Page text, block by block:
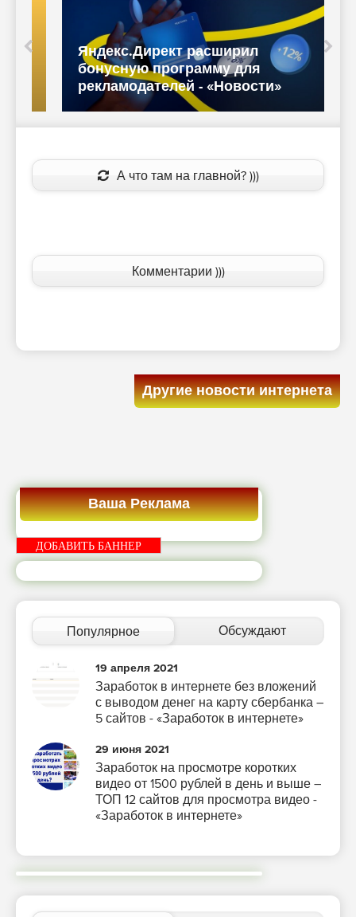
Яндекс.Директ расширил
бонусную программу для
рекламодателей - «Новости»
А что там на главной? )))
Комментарии )))
Другие новости интернета
Ваша Реклама
ДОБАВИТЬ БАННЕР
Популярное Обсуждают
19 апреля 2021
Заработок в интернете без вложений
с выводом денег на карту сбербанка –
5 сайтов - «Заработок в интернете»
29 июня 2021
Заработок на просмотре коротких
видео от 1500 рублей в день и выше –
ТОП 12 сайтов для просмотра видео -
«Заработок в интернете»